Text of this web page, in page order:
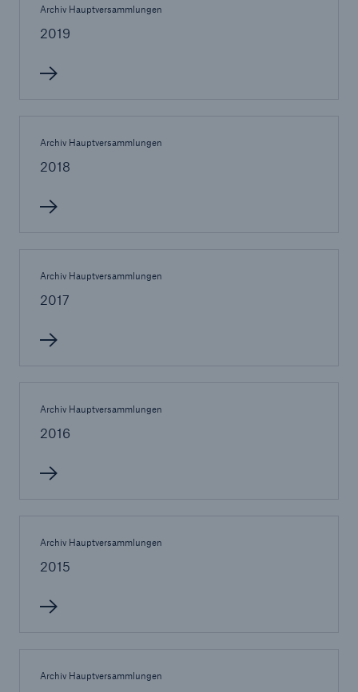
Archiv Hauptversammlungen
2019
Archiv Hauptversammlungen
2018
Archiv Hauptversammlungen
2017
Archiv Hauptversammlungen
2016
Archiv Hauptversammlungen
2015
Archiv Hauptversammlungen
Sachdeckung durch einen leistungsfähigen
Rückversicherungspartner
Leistungsentscheidung in der BU-
Versicherung bis zu